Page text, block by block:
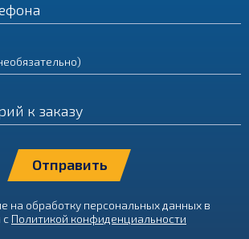
к заказу
на обработку персональных данных в
с Политикой конфиденциальности